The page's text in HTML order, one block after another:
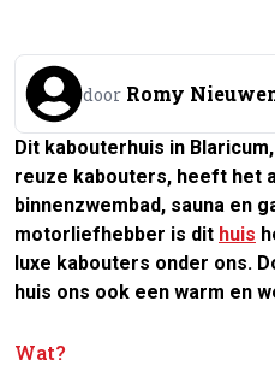
door Romy
Dit kabouterhuis in
reuze kabouters, heeft het
binnenzwembad, sauna en
motorliefhebber is dit huis
luxe kabouters onder ons.
huis ons ook een warm en
Wat?